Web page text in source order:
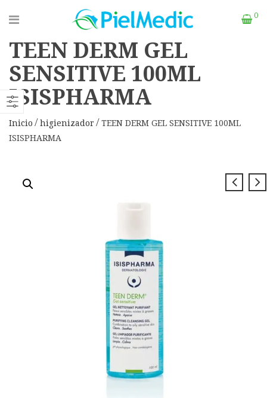
0
TEEN DERM GEL
SENSITIVE 100ML
ISISPHARMA
Inicio higienizador
TEEN DERM GEL SENSITIVE 100ML
ISISPHARMA